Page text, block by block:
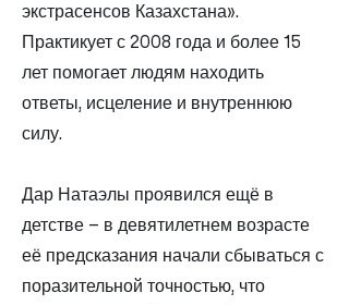
экстрасенсов Казахстана».
Практикует с 2008 года и более 15
лет помогает людям находить
ответы, исцеление и внутреннюю
силу.
Дар Натаэлы проявился ещё в
детстве – в девятилетнем возрасте
её предсказания начали сбываться с
поразительной точностью, что